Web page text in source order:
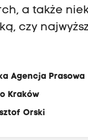
a także
czy
Agencja Prasowa
Kraków
Orski